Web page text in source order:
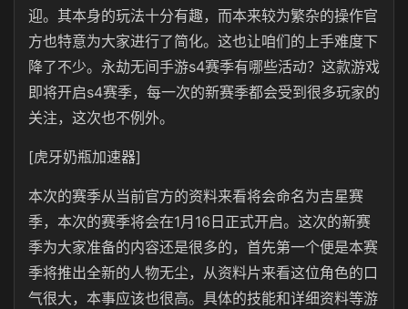
迎。其本身的玩法十分有趣，而本来较为繁杂的操作官
方也特意为大家进行了简化。这也让咱们的上手难度下
降了不少。永劫无间手游s4赛季有哪些活动？这款游戏
即将开启s4赛季，每一次的新赛季都会受到很多玩家的
关注，这次也不例外。
[虎牙奶瓶加速器]
本次的赛季从当前官方的资料来看将会命名为吉星赛
季，本次的赛季将会在1月16日正式开启。这次的新赛
季为大家准备的内容还是很多的，首先第一个便是本赛
季将推出全新的人物无尘，从资料片来看这位角色的口
气很大，本事应该也很高。具体的技能和详细资料等游